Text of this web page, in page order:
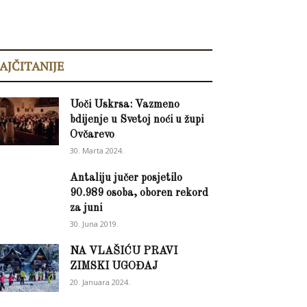
Uoči Uskrsa: Vazmeno
bdijenje u Svetoj noći u župi
Ovčarevo
30. Marta 2024.
Antaliju jučer posjetilo
90.989 osoba, oboren rekord
za juni
30. Juna 2019.
NA VLAŠIĆU PRAVI
ZIMSKI UGOĐAJ
20. Januara 2024.